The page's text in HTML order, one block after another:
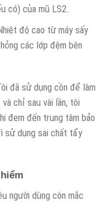
có) của mũ LS2.
độ cao từ máy sấy
các lớp đệm bên
đã sử dụng cồn để làm
chỉ sau vài lần, tôi
đem đến trung tâm bảo
sử dụng sai chất tẩy
người dùng còn mắc